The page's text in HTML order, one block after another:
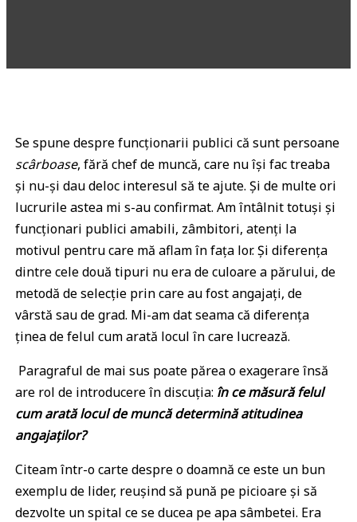
Se spune despre funcționarii publici că sunt persoane
scârboase, fără chef de muncă, care nu își fac treaba
și nu-și dau deloc interesul să te ajute. Și de multe ori
lucrurile astea mi s-au confirmat. Am întâlnit totuși și
funcționari publici amabili, zâmbitori, atenți la
motivul pentru care mă aflam în fața lor. Și diferența
dintre cele două tipuri nu era de culoare a părului, de
metodă de selecție prin care au fost angajați, de
vârstă sau de grad. Mi-am dat seama că diferența
ținea de felul cum arată locul în care lucrează.
Paragraful de mai sus poate părea o exagerare însă
are rol de introducere în discuția: în ce măsură felul
cum arată locul de muncă determină atitudinea
angajaților?
Citeam într-o carte despre o doamnă ce este un bun
exemplu de lider, reușind să pună pe picioare și să
dezvolte un spital ce se ducea pe apa sâmbetei. Era